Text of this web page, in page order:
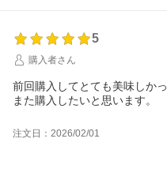
5
購入者さん
前回購入してとても美味しか
また購入したいと思います。
注文日：2026/02/01